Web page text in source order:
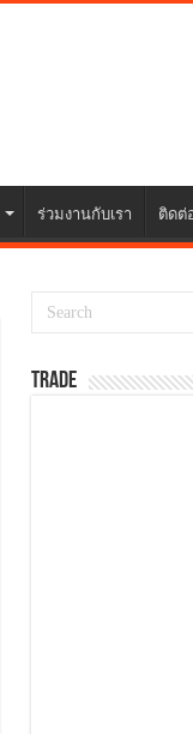
ร่วมงานกับเรา ติดต่
TRADE